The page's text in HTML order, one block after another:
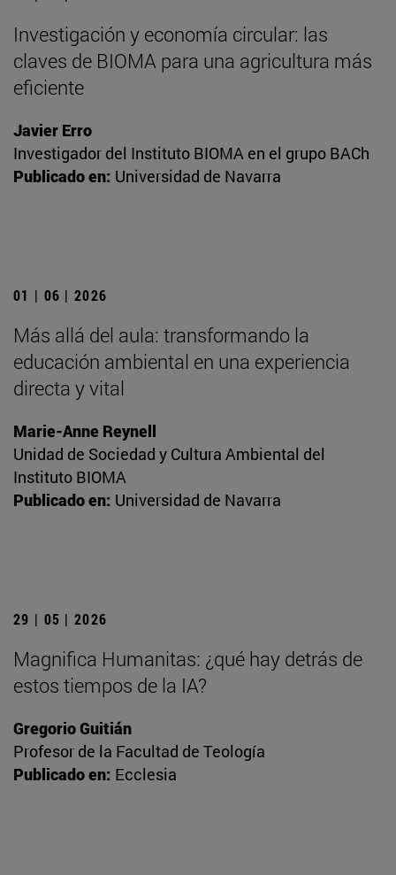
Investigación y economía circular: las
claves de BIOMA para una agricultura más
eficiente
Javier Erro
Investigador del Instituto BIOMA en el grupo BACh
Publicado en: Universidad de Navarra
01 | 06 | 2026
Más allá del aula: transformando la
educación ambiental en una experiencia
directa y vital
Marie-Anne Reynell
Unidad de Sociedad y Cultura Ambiental del
Instituto BIOMA
Publicado en: Universidad de Navarra
29 | 05 | 2026
Magnifica Humanitas: ¿qué hay detrás de
estos tiempos de la IA?
Gregorio Guitián
Profesor de la Facultad de Teología
Publicado en: Ecclesia